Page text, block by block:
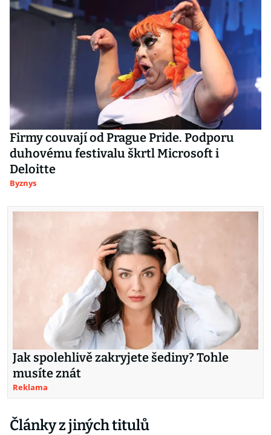
Firmy couvají od Prague Pride. Podporu
duhovému festivalu škrtl Microsoft i
Deloitte
Byznys
Jak spolehlivě zakryjete šediny? Tohle
musíte znát
Reklama
Články z jiných titulů